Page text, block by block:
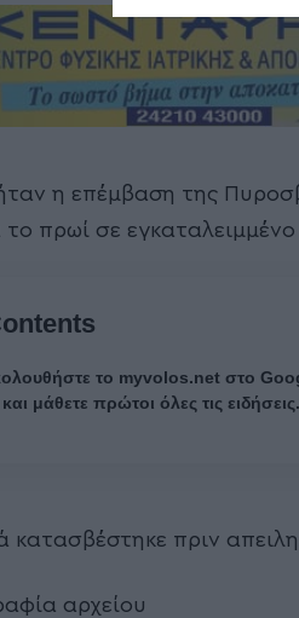
η επέμβαση της
πρωί σε
το myvolos.net στο
μάθετε πρώτοι όλες τις ειδήσεις.
κατασβέστηκε πριν
αρχείου